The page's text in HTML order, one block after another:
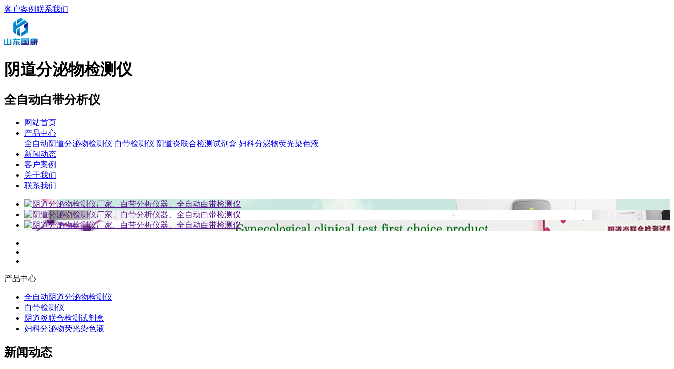
客户案例联系我们
阴道分泌物检测仪
全自动白带分析仪
网站首页
产品中心
全自动阴道分泌物检测仪 白带检测仪 阴道炎联合检测试剂盒 妇科分泌物荧光染色液
新闻动态
客户案例
关于我们
联系我们
产品中心
全自动阴道分泌物检测仪
白带检测仪
阴道炎联合检测试剂盒
妇科分泌物荧光染色液
新闻动态